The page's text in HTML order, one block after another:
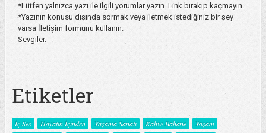
*Lütfen yalnızca yazı ile ilgili yorumlar yazın. Link bırakıp kaçmayın.
*Yazının konusu dışında sormak veya iletmek istediğiniz bir şey
varsa İletişim formunu kullanın.
Sevgiler.
Etiketler
İç Ses Hayatın İçinden Yaşama Sanatı Kahve Bahane
Yaşam